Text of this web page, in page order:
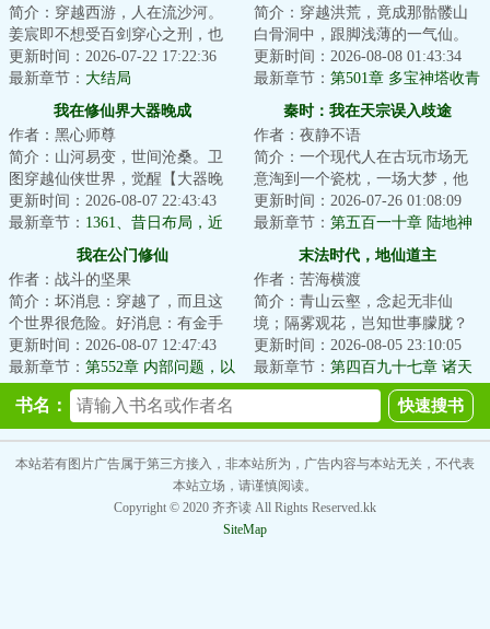
简介：穿越西游，人在流沙河。
姜宸即不想受百剑穿心之刑，也
不想沦为后世以食人为生的沙
僧。所以，他选择...
更新时间：2026-07-22 17:22:36
最新章节： 大结局
简介：穿越洪荒，竟成那骷髅山
白骨洞中，跟脚浅薄的一气仙。
他知道，唯有稳健，方是长生真
谛。从此，世间...
更新时间：2026-08-08 01:43:34
最新章节： 第501章 多宝神塔收青
岳，北荒万灵避仙威
我在修仙界大器晚成
作者：黑心师尊
简介：山河易变，世间沧桑。卫
图穿越仙侠世界，觉醒【大器晚
成】命格。【命格：大器晚
成。】【属性：坚韧...
更新时间：2026-08-07 22:43:43
最新章节： 1361、昔日布局，近
乡情怯（4k7，求订阅）
秦时：我在天宗误入歧途
作者：夜静不语
简介：一个现代人在古玩市场无
意淘到一个瓷枕，一场大梦，他
的灵魂穿越到了一个战火纷飞的
年代，这里诸子...
更新时间：2026-07-26 01:08:09
最新章节： 第五百一十章 陆地神
仙，乐土（完）
我在公门修仙
作者：战斗的坚果
简介：坏消息：穿越了，而且这
个世界很危险。好消息：有金手
指，而且这个世界具备强有力的
秩序体制，所以...
更新时间：2026-08-07 12:47:43
最新章节： 第552章 内部问题，以
及应对方案
末法时代，地仙道主
作者：苦海横渡
简介：青山云壑，念起无非仙
境；隔雾观花，岂知世事朦胧？
林忧误至此世，索性高卧山巅，
仔细俯瞰着整个人...
更新时间：2026-08-05 23:10:05
最新章节： 第四百九十七章 诸天
惊怖，青霄现世
书名：
本站若有图片广告属于第三方接入，非本站所为，广告内容与本站无关，不代表
本站立场，请谨慎阅读。
Copyright © 2020 齐齐读 All Rights Reserved.kk
SiteMap